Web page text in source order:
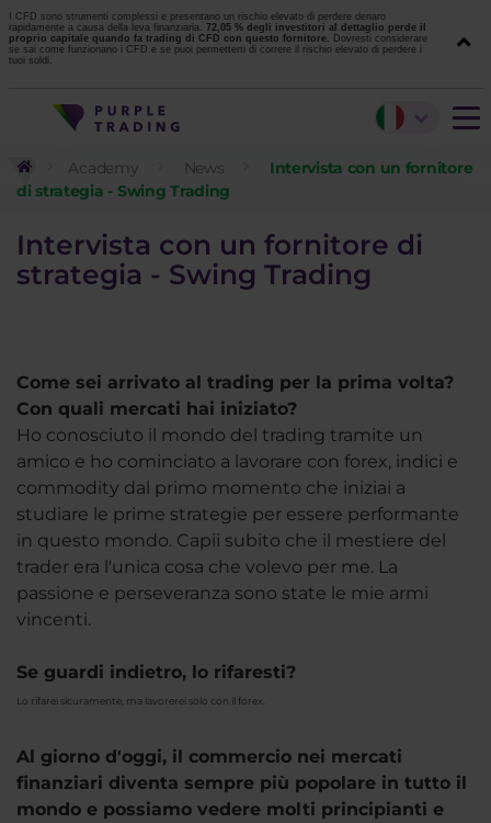
I CFD sono strumenti complessi e presentano un rischio elevato di perdere denaro
rapidamente a causa della leva finanziaria. 72,05 % degli investitori al dettaglio perde il
proprio capitale quando fa trading di CFD con questo fornitore. Dovresti considerare
se sai come funzionano i CFD e se puoi permetterti di correre il rischio elevato di perdere i
tuoi soldi.
Academy News
Intervista con un fornitore
di strategia - Swing Trading
Intervista con un fornitore di
strategia - Swing Trading
Come sei arrivato al trading per la prima volta?
Con quali mercati hai iniziato?
Ho conosciuto il mondo del trading tramite un
amico e ho cominciato a lavorare con forex, indici e
commodity dal primo momento che iniziai a
studiare le prime strategie per essere performante
in questo mondo. Capii subito che il mestiere del
trader era l'unica cosa che volevo per me. La
passione e perseveranza sono state le mie armi
vincenti.
Se guardi indietro, lo rifaresti?
Lo rifarei sicuramente, ma lavorerei solo con il forex.
Al giorno d'oggi, il commercio nei mercati
finanziari diventa sempre più popolare in tutto il
mondo e possiamo vedere molti principianti e